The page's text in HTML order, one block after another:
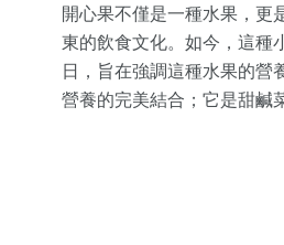
開心果不僅是一種水果，更
東的飲食文化。如今，這種
日，旨在強調這種水果的營
營養的完美結合；它是甜鹹